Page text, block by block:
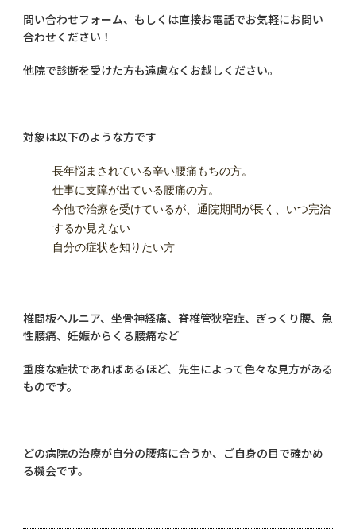
問い合わせフォーム、もしくは直接お電話でお気軽にお問い
合わせください！
他院で診断を受けた方も遠慮なくお越しください。
対象は以下のような方です
長年悩まされている辛い腰痛もちの方。
仕事に支障が出ている腰痛の方。
今他で治療を受けているが、通院期間が長く、いつ完治
するか見えない
自分の症状を知りたい方
椎間板ヘルニア、坐骨神経痛、脊椎管狭窄症、ぎっくり腰、急
性腰痛、妊娠からくる腰痛など
重度な症状であればあるほど、先生によって色々な見方がある
ものです。
どの病院の治療が自分の腰痛に合うか、ご自身の目で確かめ
る機会です。